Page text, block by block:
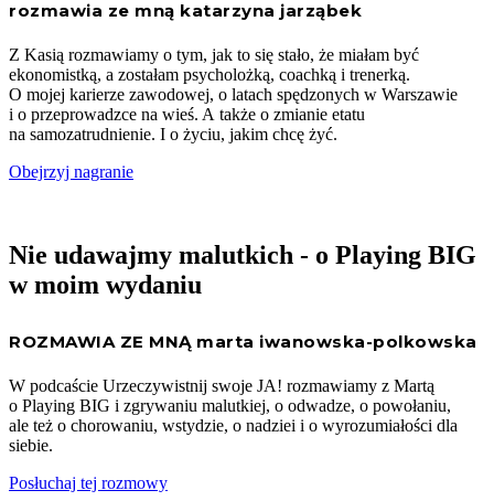
rozmawia ze mną katarzyna jarząbek
Z Kasią rozmawiamy o tym, jak to się stało, że miałam być
ekonomistką, a zostałam psycholożką, coachką i trenerką.
O mojej karierze zawodowej, o latach spędzonych w Warszawie
i o przeprowadzce na wieś. A także o zmianie etatu
na samozatrudnienie. I o życiu, jakim chcę żyć.
Obejrzyj nagranie
Nie udawajmy malutkich - o Playing BIG
w moim wydaniu
ROZMAWIA ZE MNĄ marta iwanowska-polkowska
W podcaście Urzeczywistnij swoje JA! rozmawiamy z Martą
o Playing BIG i zgrywaniu malutkiej, o odwadze, o powołaniu,
ale też o chorowaniu, wstydzie, o nadziei i o wyrozumiałości dla
siebie.
Posłuchaj tej rozmowy